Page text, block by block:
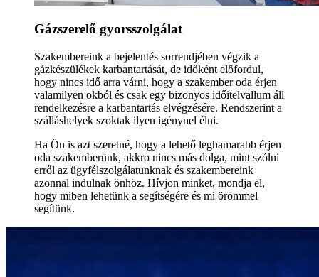
Gázszerelő gyorsszolgálat
Szakembereink a bejelentés sorrendjében végzik a
gázkészülékek karbantartását, de időként előfordul,
hogy nincs idő arra várni, hogy a szakember oda érjen
valamilyen okból és csak egy bizonyos időitelvallum áll
rendelkezésre a karbantartás elvégzésére. Rendszerint a
szálláshelyek szoktak ilyen igénynel élni.
Ha Ön is azt szeretné, hogy a lehető leghamarabb érjen
oda szakemberünk, akkro nincs más dolga, mint szólni
erről az ügyfélszolgálatunknak és szakembereink
azonnal indulnak önhöz. Hívjon minket, mondja el,
hogy miben lehetünk a segítségére és mi örömmel
segítünk.